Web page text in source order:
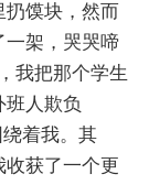
馍块，然而
一架，哭哭啼
我把那个学生
人欺负
着我。其
获了一个更